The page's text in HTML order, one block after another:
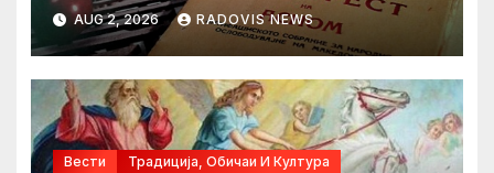
AUG 2, 2026 RADOVIS NEWS
Вести Традиција, Обичаи И Култура